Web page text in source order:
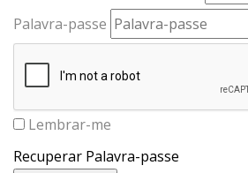
Palavra-passe
Lembrar-me
Recuperar Palavra-passe